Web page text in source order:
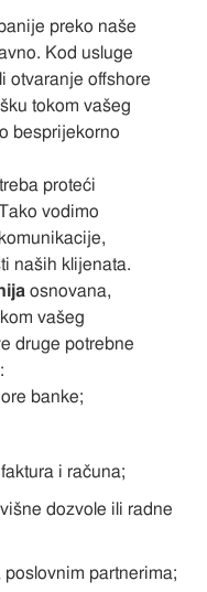
preko naše
Kod usluge
otvaranje offshore
tokom vašeg
besprijekorno
proteći
vodimo
naših klijenata.
osnovana,
vašeg
druge potrebne
banke;
i računa;
dozvole ili radne
partnerima;